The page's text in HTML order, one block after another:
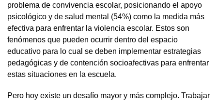
problema de convivencia escolar, posicionando el apoyo
psicológico y de salud mental (54%) como la medida más
efectiva para enfrentar la violencia escolar. Estos son
fenómenos que pueden ocurrir dentro del espacio
educativo para lo cual se deben implementar estrategias
pedagógicas y de contención socioafectivas para enfrentar
estas situaciones en la escuela.
Pero hoy existe un desafío mayor y más complejo. Trabajar